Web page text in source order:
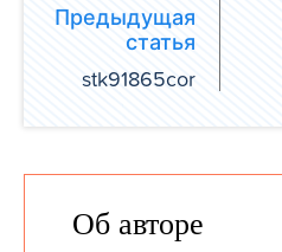
Предыдущая
статья
stk91865cor
Об авторе